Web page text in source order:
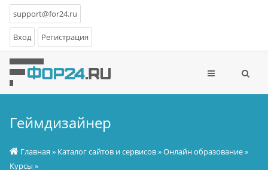
support@for24.ru
Вход Регистрация
Геймдизайнер
Главная » Каталог сайтов и сервисов»Онлайн образование»
Курсы »